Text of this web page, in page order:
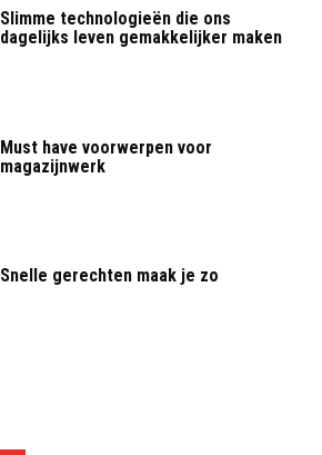
Slimme technologieën die ons
dagelijks leven gemakkelijker maken
Must have voorwerpen voor
magazijnwerk
Snelle gerechten maak je zo